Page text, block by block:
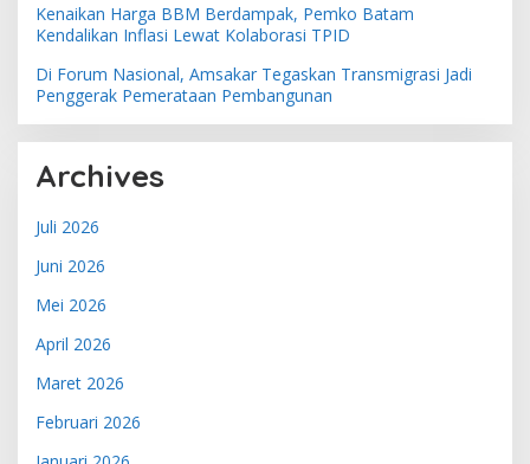
Kenaikan Harga BBM Berdampak, Pemko Batam
Kendalikan Inflasi Lewat Kolaborasi TPID
Di Forum Nasional, Amsakar Tegaskan Transmigrasi Jadi
Penggerak Pemerataan Pembangunan
Archives
Juli 2026
Juni 2026
Mei 2026
April 2026
Maret 2026
Februari 2026